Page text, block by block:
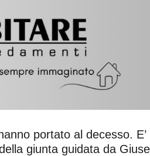
portato al decesso.
giunta guidata da